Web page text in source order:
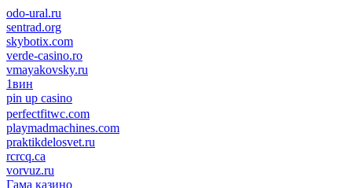
odo-ural.ru
sentrad.org
skybotix.com
verde-casino.ro
vmayakovsky.ru
1вин
pin up casino
пин ап
1win
perfectfitwc.com
playmadmachines.com
praktikdelosvet.ru
rcrcq.ca
vorvuz.ru
Гама казино